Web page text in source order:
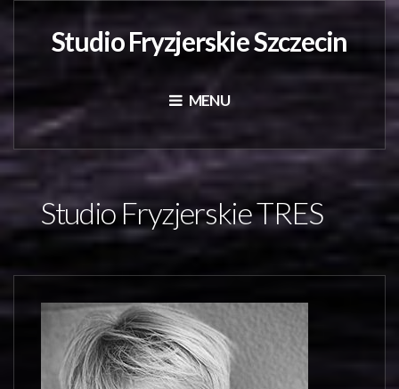
Studio Fryzjerskie Szczecin
MENU
Studio Fryzjerskie TRES